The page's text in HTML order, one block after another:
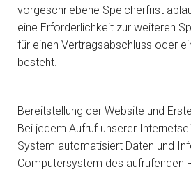
vorgeschriebene Speicherfrist
eine Erforderlichkeit zur weiteren
für einen Vertragsabschluss oder
besteht.
Bereitstellung der Website und
Bei jedem Aufruf unserer
System automatisiert Daten und
Computersystem des aufrufenden